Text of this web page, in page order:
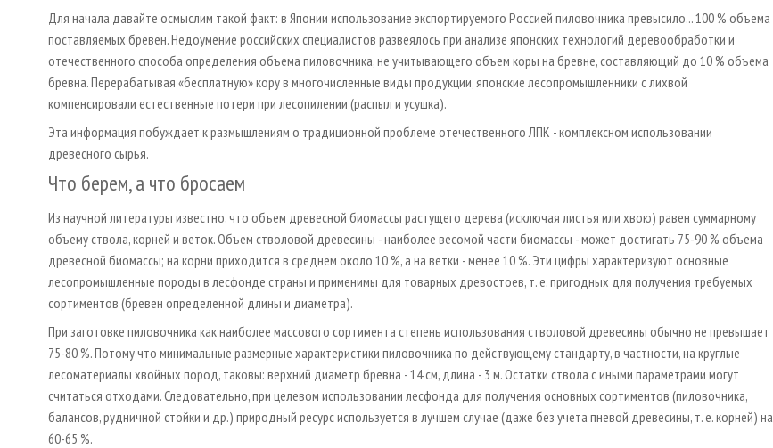
Для начала давайте осмыслим такой факт: в Японии использование экспортируемого Россией пиловочника превысило... 100 % объема
поставляемых бревен. Недоумение российских специалистов развеялось при анализе японских технологий деревообработки и
отечественного способа определения объема пиловочника, не учитывающего объем коры на бревне, составляющий до 10 % объема
бревна. Перерабатывая «бесплатную» кору в многочисленные виды продукции, японские лесопромышленники с лихвой
компенсировали естественные потери при лесопилении (распыл и усушка).
Эта информация побуждает к размышлениям о традиционной проблеме отечественного ЛПК - комплексном использовании
древесного сырья.
Что берем, а что бросаем
Из научной литературы известно, что объем древесной биомассы растущего дерева (исключая листья или хвою) равен суммарному
объему ствола, корней и веток. Объем стволовой древесины - наиболее весомой части биомассы - может достигать 75-90 % объема
древесной биомассы; на корни приходится в среднем около 10 %, а на ветки - менее 10 %. Эти цифры характеризуют основные
лесопромышленные породы в лесфонде страны и применимы для товарных древостоев, т. е. пригодных для получения требуемых
сортиментов (бревен определенной длины и диаметра).
При заготовке пиловочника как наиболее массового сортимента степень использования стволовой древесины обычно не превышает
75-80 %. Потому что минимальные размерные характеристики пиловочника по действующему стандарту, в частности, на круглые
лесоматериалы хвойных пород, таковы: верхний диаметр бревна - 14 см, длина - 3 м. Остатки ствола с иными параметрами могут
считаться отходами. Следовательно, при целевом использовании лесфонда для получения основных сортиментов (пиловочника,
балансов, рудничной стойки и др.) природный ресурс используется в лучшем случае (даже без учета пневой древесины, т. е. корней) на
60-65 %.